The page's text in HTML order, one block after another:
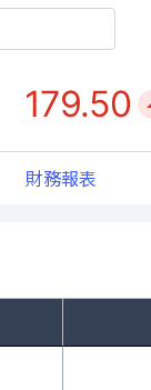
179.50
財務報表